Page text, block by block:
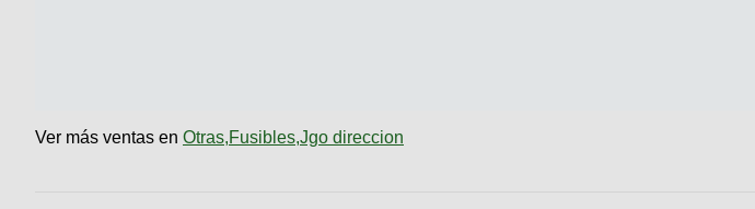
Ver más ventas en Otras,Fusibles,Jgo direccion